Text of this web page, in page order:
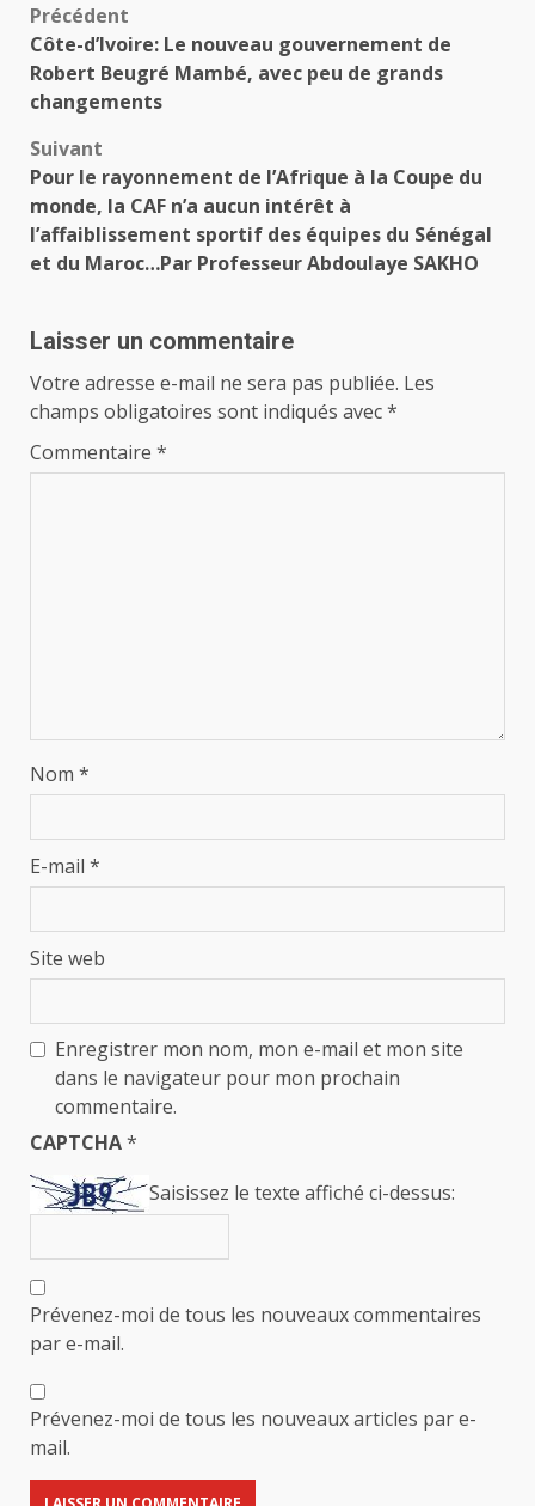
Navigation
d’article
Précédent
Côte-d’Ivoire: Le nouveau gouvernement de
Robert Beugré Mambé, avec peu de grands
changements
Suivant
Pour le rayonnement de l’Afrique à la Coupe du
monde, la CAF n’a aucun intérêt à
l’affaiblissement sportif des équipes du Sénégal
et du Maroc…Par Professeur Abdoulaye SAKHO
Laisser un commentaire
Votre adresse e-mail ne sera pas publiée. Les
champs obligatoires sont indiqués avec*
Commentaire *
Nom *
E-mail *
Site web
Enregistrer mon nom, mon e-mail et mon site
dans le navigateur pour mon prochain
commentaire.
CAPTCHA*
Saisissez le texte affiché ci-dessus:
Prévenez-moi de tous les nouveaux commentaires
par e-mail.
Prévenez-moi de tous les nouveaux articles par e-
mail.